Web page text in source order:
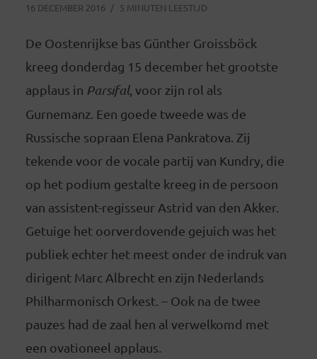
16 DECEMBER 2016
5 MINUTEN LEESTIJD
De Oostenrijkse bas Günther Groissböck
kreeg donderdag 15 december het grootste
applaus in Parsifal, voor zijn rol als
Gurnemanz. Een goede tweede was de
Russische sopraan Elena Pankratova. Zij
tekende voor de vocale partij van Kundry, die
op het podium gestalte kreeg in de persoon
van assistent-regisseur Astrid van den Akker.
Getuige het oorverdovende gejuich was het
publiek echter het meest onder de indruk van
dirigent Marc Albrecht en zijn Nederlands
Philharmonisch Orkest. – Ook na de twee
pauzes had de zaal hen al verwelkomd met
een ovationeel applaus.